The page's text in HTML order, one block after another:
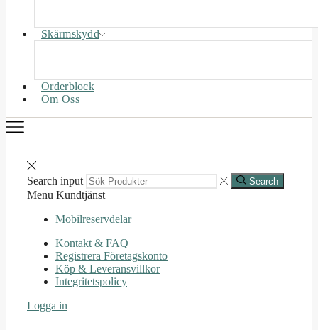
Skärmskydd
Orderblock
Om Oss
Search input Search
Menu Kundtjänst
Mobilreservdelar
Kontakt & FAQ
Registrera Företagskonto
Köp & Leveransvillkor
Integritetspolicy
Logga in